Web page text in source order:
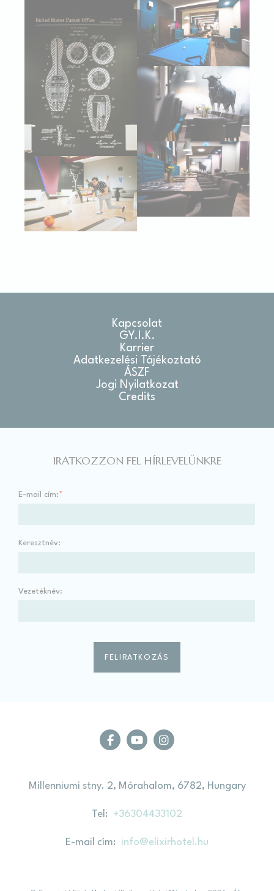
Kapcsolat
GY.I.K.
Karrier
Adatkezelési Tájékoztató
ÁSZF
Jogi Nyilatkozat
Credits
IRATKOZZON FEL HÍRLEVELÜNKRE
E-mail cím:*
Keresztnév:
Vezetéknév:
Millenniumi stny. 2, Mórahalom, 6782, Hungary
Tel +36304433102
E-mail cím info@elixirhotel.hu